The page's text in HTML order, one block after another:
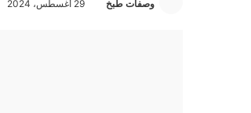
وصفات طبخ 29 أغسطس، 2024